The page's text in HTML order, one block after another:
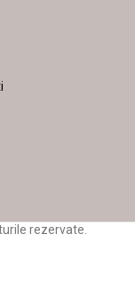
rezervate.